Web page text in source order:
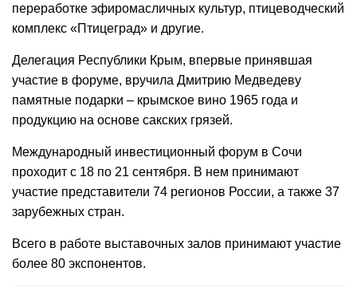
переработке эфиромасличных культур, птицеводческий
комплекс «Птицеград» и другие.
Делегация Республики Крым, впервые принявшая
участие в форуме, вручила Дмитрию Медведеву
памятные подарки – крымское вино 1965 года и
продукцию на основе сакских грязей.
Международный инвестиционный форум в Сочи
проходит с 18 по 21 сентября. В нем принимают
участие представители 74 регионов России, а также 37
зарубежных стран.
Всего в работе выставочных залов принимают участие
более 80 экспонентов.